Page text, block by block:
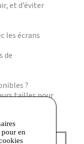
et d’éviter
les écrans
de
?
tailles pour
en